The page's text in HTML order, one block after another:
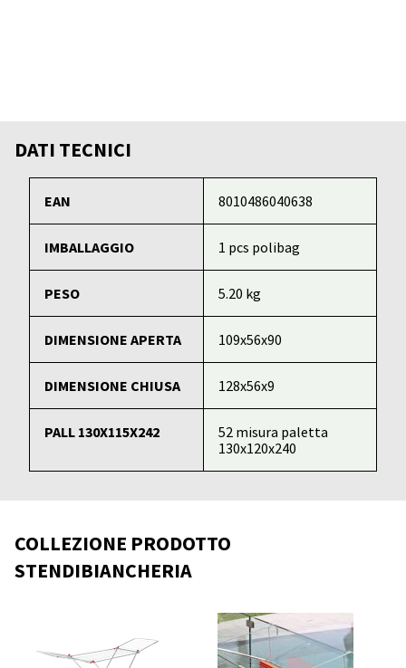
DATI TECNICI
EAN 8010486040638
IMBALLAGGIO 1 pcs polibag
PESO 5.20 kg
DIMENSIONE APERTA 109x56x90
DIMENSIONE CHIUSA 128x56x9
PALL 130X115X242
52 misura paletta
130x120x240
COLLEZIONE PRODOTTO
STENDIBIANCHERIA